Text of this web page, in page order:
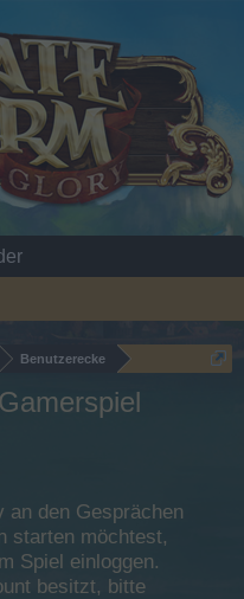
Benutzerecke
an den Gesprächen
starten möchtest,
Spiel einloggen.
besitzt, bitte